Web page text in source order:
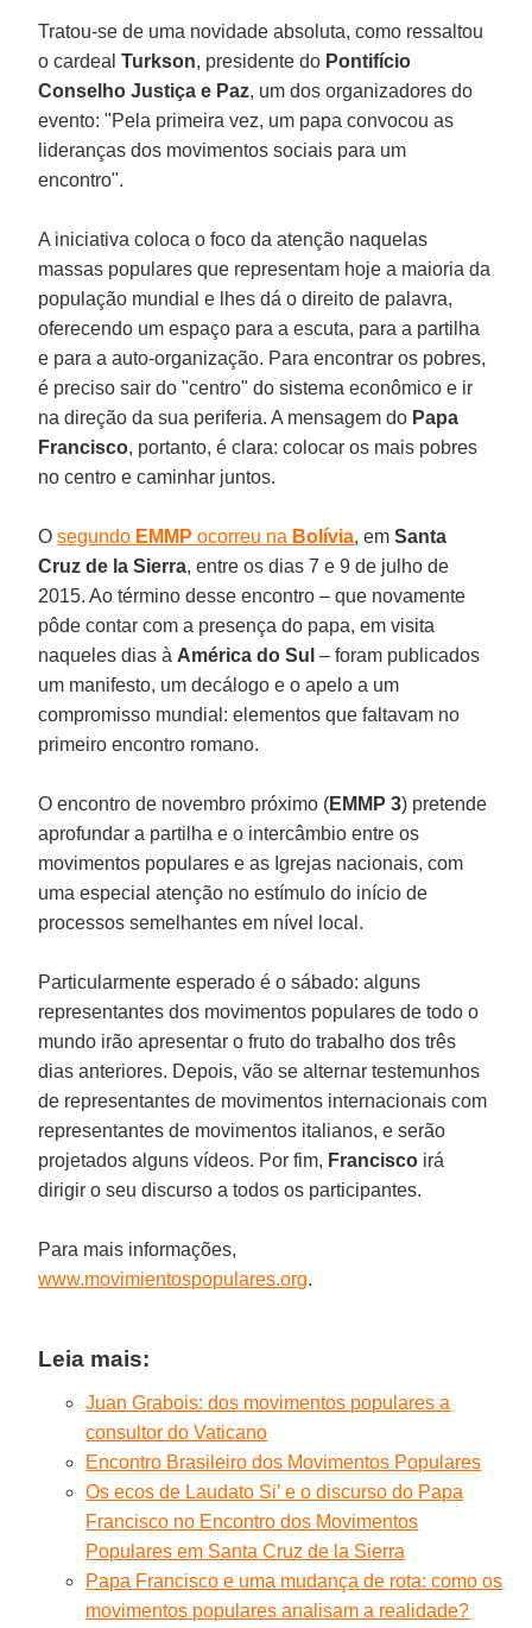
Tratou-se de uma novidade absoluta, como ressaltou
o cardealTurkson, presidente do Pontifício
Conselho Justiça e Paz, um dos organizadores do
evento: "Pela primeira vez, um papa convocou as
lideranças dos movimentos sociais para um
encontro".
A iniciativa coloca o foco da atenção naquelas
massas populares que representam hoje a maioria da
população mundial e lhes dá o direito de palavra,
oferecendo um espaço para a escuta, para a partilha
e para a auto-organização. Para encontrar os pobres,
é preciso sair do "centro" do sistema econômico e ir
na direção da sua periferia. A mensagem do Papa
Francisco, portanto, é clara: colocar os mais pobres
no centro e caminhar juntos.
Osegundo EMMP ocorreu na Bolívia, emSanta
Cruz de la Sierra, entre os dias 7 e 9 de julho de
2015. Ao término desse encontro – que novamente
pôde contar com a presença do papa, em visita
naqueles dias à América do Sul – foram publicados
um manifesto, um decálogo e o apelo a um
compromisso mundial: elementos que faltavam no
primeiro encontro romano.
O encontro de novembro próximo (EMMP 3) pretende
aprofundar a partilha e o intercâmbio entre os
movimentos populares e as Igrejas nacionais, com
uma especial atenção no estímulo do início de
processos semelhantes em nível local.
Particularmente esperado é o sábado: alguns
representantes dos movimentos populares de todo o
mundo irão apresentar o fruto do trabalho dos três
dias anteriores. Depois, vão se alternar testemunhos
de representantes de movimentos internacionais com
representantes de movimentos italianos, e serão
projetados alguns vídeos. Por fim, Francisco irá
dirigir o seu discurso a todos os participantes.
Para mais informações,
www.movimientospopulares.org.
Leia mais:
Juan Grabois: dos movimentos populares a
consultor do Vaticano
Encontro Brasileiro dos Movimentos Populares
Os ecos de Laudato Si’ e o discurso do Papa
Francisco no Encontro dos Movimentos
Populares em Santa Cruz de la Sierra
Papa Francisco e uma mudança de rota: como os
movimentos populares analisam a realidade?